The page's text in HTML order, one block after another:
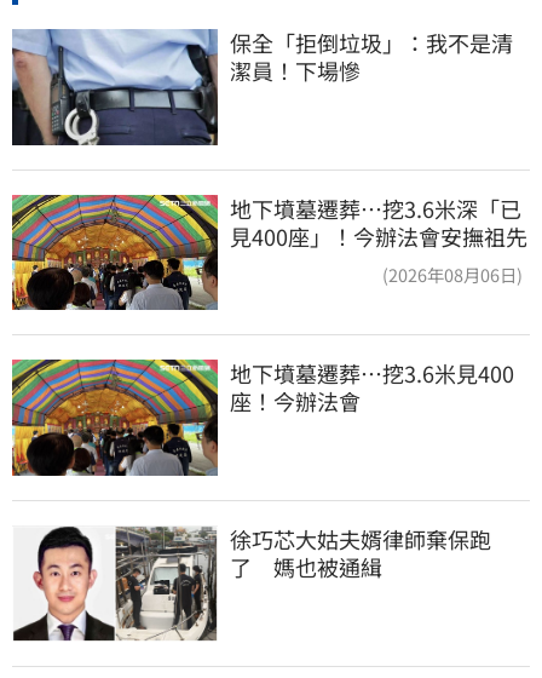
保全「拒倒垃圾」：我不是清
潔員！下場慘
地下墳墓遷葬…挖3.6米深「已
見400座」！今辦法會安撫祖先
(2026年08月06日)
地下墳墓遷葬…挖3.6米見400
座！今辦法會
徐巧芯大姑夫婿律師棄保跑
了　媽也被通緝